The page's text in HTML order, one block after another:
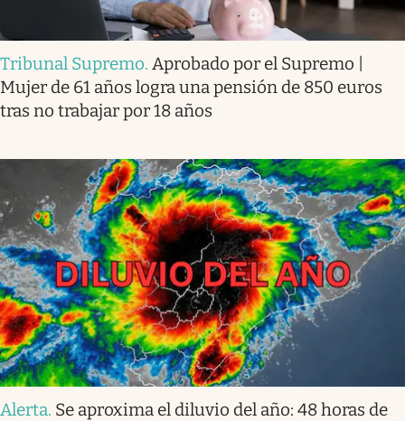
Tribunal Supremo. Aprobado por el Supremo |
Mujer de 61 años logra una pensión de 850 euros
tras no trabajar por 18 años
Alerta. Se aproxima el diluvio del año: 48 horas de